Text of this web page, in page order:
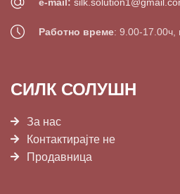
Работно време: 9.00-17.00ч,
СИЛК СОЛУШН
За нас
Контактирајте не
Продавница